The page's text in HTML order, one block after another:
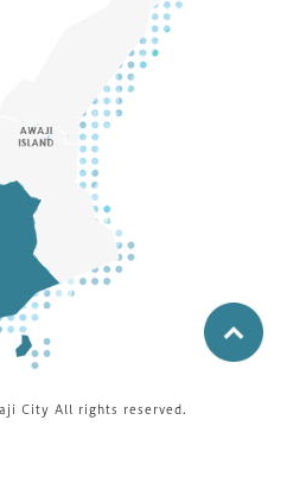
City All rights reserved.